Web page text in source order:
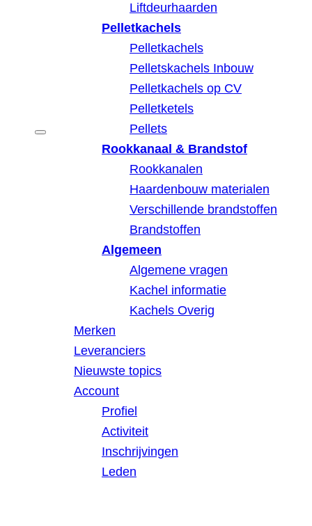
Liftdeurhaarden
Pelletkachels
Pelletkachels
Pelletskachels Inbouw
Pelletkachels op CV
Pelletketels
Pellets
Rookkanaal & Brandstof
Rookkanalen
Haardenbouw materialen
Verschillende brandstoffen
Brandstoffen
Algemeen
Algemene vragen
Kachel informatie
Kachels Overig
Merken
Leveranciers
Nieuwste topics
Account
Profiel
Activiteit
Inschrijvingen
Leden